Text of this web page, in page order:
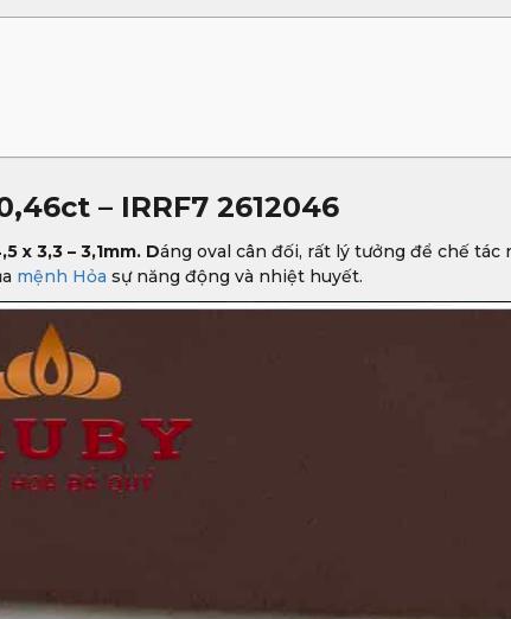
– IRRF7 2612046
x 3,3 – 3,1mm. Dáng oval cân đối, rất lý tưởng để chế tác
mệnh Hỏa sự năng động và nhiệt huyết.